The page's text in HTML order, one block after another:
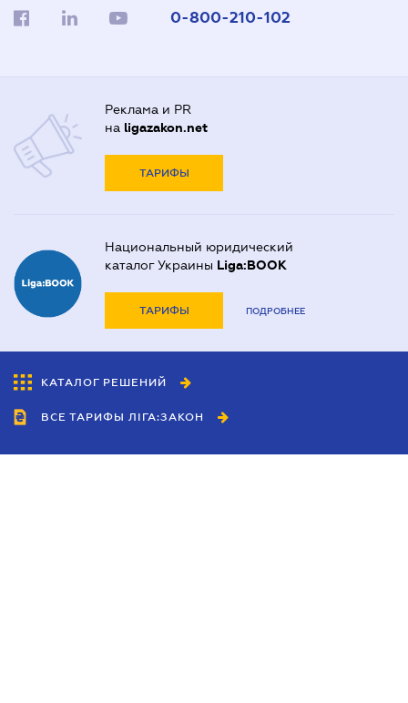
0-800-210-102
Реклама и PR
на ligazakon.net
ТАРИФЫ
Национальный юридический
каталог Украины Liga:BOOK
ТАРИФЫ ПОДРОБНЕЕ
КАТАЛОГ РЕШЕНИЙ
ВСЕ ТАРИФЫ ЛІГА:ЗАКОН